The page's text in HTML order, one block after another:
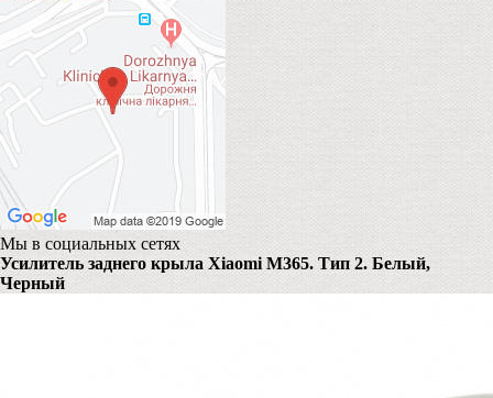
Мы в социальных сетях
Усилитель заднего крыла Xiaomi M365. Тип 2. Белый,
Черный